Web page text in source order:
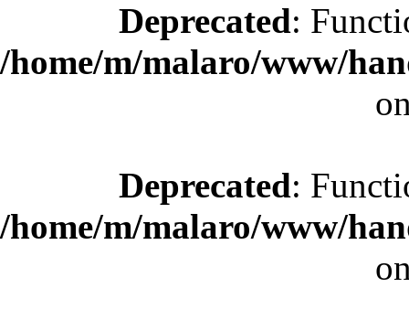
Deprecated:
/home/m/malaro/www/
Deprecated:
/home/m/malaro/www/